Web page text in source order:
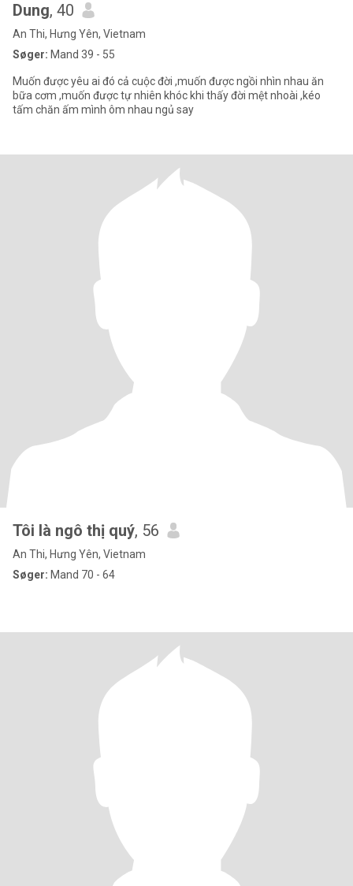
Dung, 40
An Thi, Hưng Yên, Vietnam
Søger: Mand 39 - 55
Muốn được yêu ai đó cả cuộc đời ,muốn được ngồi nhìn nhau ăn
bữa cơm ,muốn được tự nhiên khóc khi thấy đời mệt nhoài ,kéo
tấm chăn ấm mình ôm nhau ngủ say
Tôi là ngô thị quý, 56
An Thi, Hưng Yên, Vietnam
Søger: Mand 70 - 64